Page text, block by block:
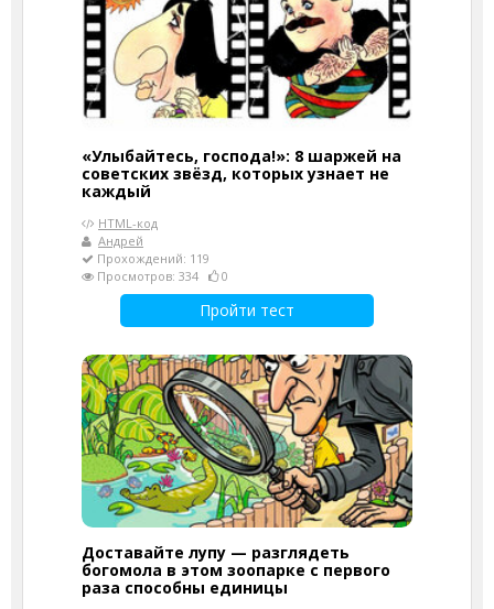
«Улыбайтесь, господа!»: 8 шаржей на
советских звёзд, которых узнает не
каждый
HTML-код
Андрей
Прохождений: 119
Просмотров: 334
0
Пройти тест
Доставайте лупу — разглядеть
богомола в этом зоопарке с первого
раза способны единицы